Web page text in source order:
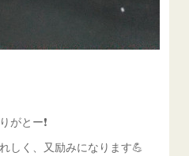
がとー❗️
しく、又励みになります💪